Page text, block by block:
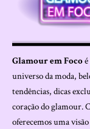
Glamour em Foco
universo da moda,
tendências, dicas
coração do glamour.
oferecemos uma